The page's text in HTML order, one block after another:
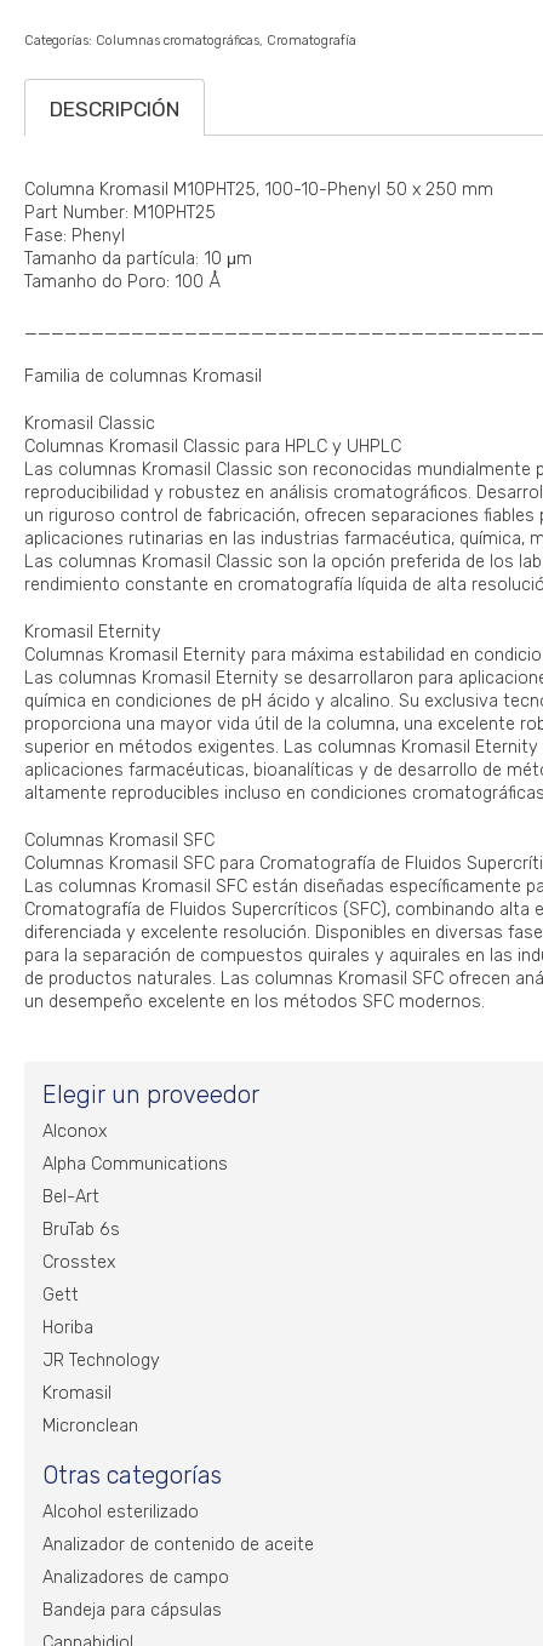
Categorías: Columnas cromatográficas Cromatografía
DESCRIPCIÓN
Columna Kromasil M10PHT25, 100-10-Phenyl 50 x 250 mm
Part Number: M10PHT25
Fase: Phenyl
Tamanho da partícula: 10 μm
Tamanho do Poro: 100 Å
Familia de columnas Kromasil
Kromasil Classic
Columnas Kromasil Classic para HPLC y UHPLC
Las columnas Kromasil Classic son reconocidas mundialmente
reproducibilidad y robustez en análisis cromatográficos.
un riguroso control de fabricación, ofrecen separaciones
aplicaciones rutinarias en las industrias farmacéutica, química,
Las columnas Kromasil Classic son la opción preferida de los
rendimiento constante en cromatografía líquida de alta
Kromasil Eternity
Columnas Kromasil Eternity para máxima estabilidad en
Las columnas Kromasil Eternity se desarrollaron para
química en condiciones de pH ácido y alcalino. Su exclusiva
proporciona una mayor vida útil de la columna, una excelente
superior en métodos exigentes. Las columnas Kromasil
aplicaciones farmacéuticas, bioanalíticas y de desarrollo de
altamente reproducibles incluso en condiciones
Columnas Kromasil SFC
Columnas Kromasil SFC para Cromatografía de Fluidos
Las columnas Kromasil SFC están diseñadas específicamente
Cromatografía de Fluidos Supercríticos (SFC), combinando alta
diferenciada y excelente resolución. Disponibles en diversas
para la separación de compuestos quirales y aquirales en las
de productos naturales. Las columnas Kromasil SFC ofrecen
un desempeño excelente en los métodos SFC modernos.
Elegir un proveedor
Alconox
Alpha Communications
Bel-Art
BruTab 6s
Crosstex
Gett
Horiba
JR Technology
Kromasil
Micronclean
Otras categorías
Alcohol esterilizado
Analizador de contenido de aceite
Analizadores de campo
Bandeja para cápsulas